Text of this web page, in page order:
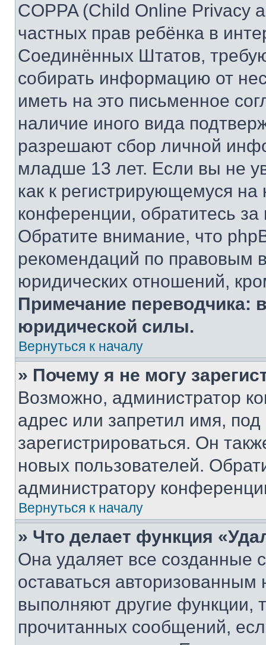
COPPA (Child Online Privacy
частных прав ребёнка в
Соединённых Штатов,
собирать информацию от
иметь на это письменное
наличие иного вида
разрешают сбор личной
младше 13 лет. Если вы не
как к регистрирующемуся
конференции, обратитесь
Обратите внимание, что
рекомендаций по правовым
юридических отношений,
Примечание переводчика:
юридической силы.
Вернуться к началу
» Почему я не могу
Возможно, администратор
адрес или запретил имя,
зарегистрироваться. Он
новых пользователей.
администратору
Вернуться к началу
» Что делает функция
Она удаляет все созданные
оставаться
выполняют другие функции,
прочитанных сообщений,